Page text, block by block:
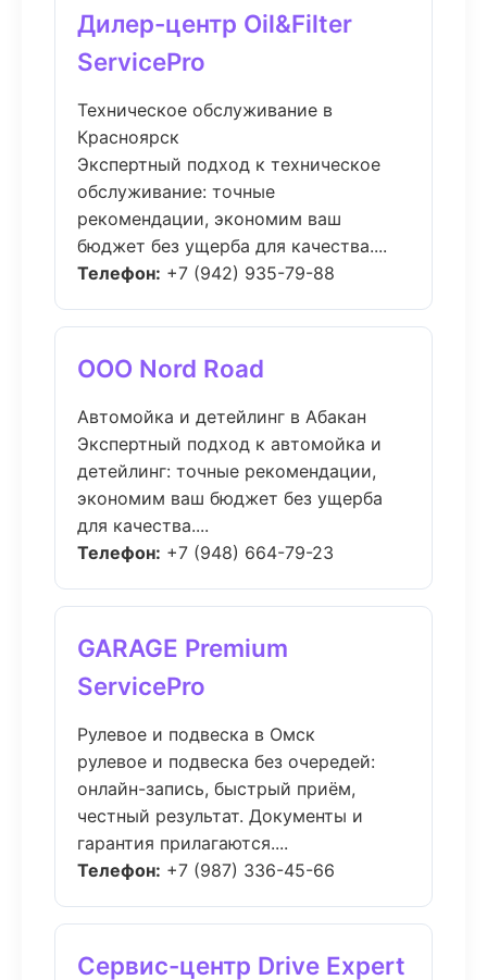
Дилер-центр Oil&Filter
ServicePro
Техническое обслуживание в
Красноярск
Экспертный подход к техническое
обслуживание: точные
рекомендации, экономим ваш
бюджет без ущерба для качества....
Телефон: +7 (942) 935-79-88
ООО Nord Road
Автомойка и детейлинг в Абакан
Экспертный подход к автомойка и
детейлинг: точные рекомендации,
экономим ваш бюджет без ущерба
для качества....
Телефон: +7 (948) 664-79-23
GARAGE Premium
ServicePro
Рулевое и подвеска в Омск
рулевое и подвеска без очередей:
онлайн-запись, быстрый приём,
честный результат. Документы и
гарантия прилагаются....
Телефон: +7 (987) 336-45-66
Сервис-центр Drive Expert